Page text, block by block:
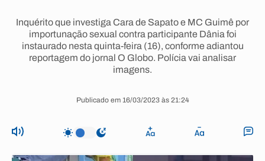
Inquérito que investiga Cara de Sapato e MC Guimê por
importunação sexual contra participante Dânia foi
instaurado nesta quinta-feira (16), conforme adiantou
reportagem do jornal O Globo. Polícia vai analisar
imagens.
Publicado em 16/03/2023 às 21:24